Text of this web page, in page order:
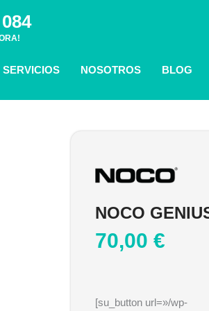
SERVICIOS NOSOTROS BLOG
NOCO
70,00 €
[su_button url=»/wp-